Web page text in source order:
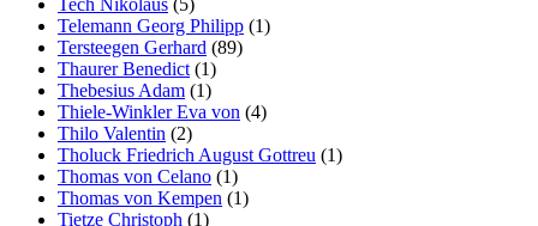
Telemann Georg Philipp (1)
Tersteegen Gerhard (89)
Thaurer Benedict (1)
Thebesius Adam (1)
Thiele-Winkler Eva von (4)
Thilo Valentin (2)
Tholuck Friedrich August Gottreu (1)
Thomas von Celano (1)
Thomas von Kempen (1)
Tietze Christoph (1)